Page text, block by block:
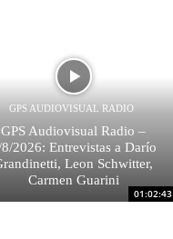
01:02:43
GPS AUDIOVISUAL RADIO
GPS Audiovisual Radio –
8/2026: Entrevistas a Darío
Leon Schwitter,
Carmen Guarini